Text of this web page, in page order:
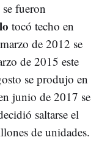
fueron
tocó techo en
de 2012 se
de 2015 este
se produjo en
junio de 2017 se
saltarse el
de unidades.